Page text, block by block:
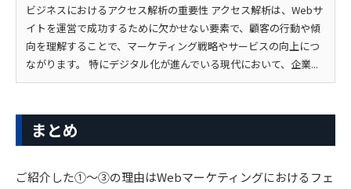
ビジネスにおけるアクセス解析の重要性 アクセス解析は、Webサ
イトを運営で成功するために欠かせない要素で、顧客の行動や傾
向を理解することで、マーケティング戦略やサービスの向上につ
ながります。 特にデジタル化が進んでいる現代において、企業...
まとめ
ご紹介した①〜③の理由はWebマーケティングにおけるフェ